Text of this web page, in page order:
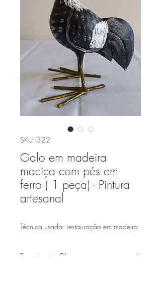
SKU: 322
Galo em madeira
maciça com pés em
ferro ( 1 peça) - Pintura
artesanal
Técnica usada: restauração em madeira
Tamanho da Obra: